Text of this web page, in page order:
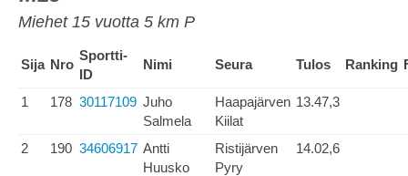
Miehet 15 vuotta 5 km P
Sija Nro
Sportti-
ID
Nimi Seura Tulos Ranking
1 178 30117109 Juho
Salmela
Haapajärven
Kiilat
13.47,3
2 190 34606917 Antti
Huusko
Ristijärven
Pyry
14.02,6